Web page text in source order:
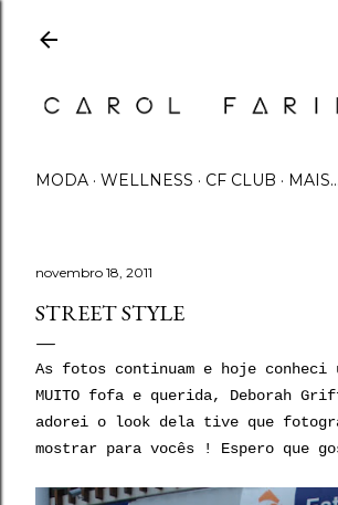
MODA WELLNESS CF CLUB MAIS…
novembro 18, 2011
STREET STYLE
As fotos continuam e hoje conheci
MUITO fofa e querida, Deborah
adorei o look dela tive que
mostrar para vocês ! Espero que